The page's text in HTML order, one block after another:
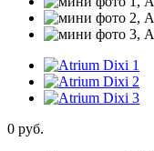
0 руб.